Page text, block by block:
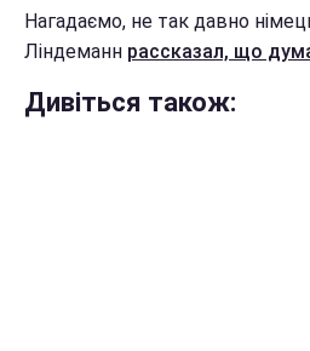
Нагадаємо, не так давно
Ліндеманн рассказал, що
Дивіться також: